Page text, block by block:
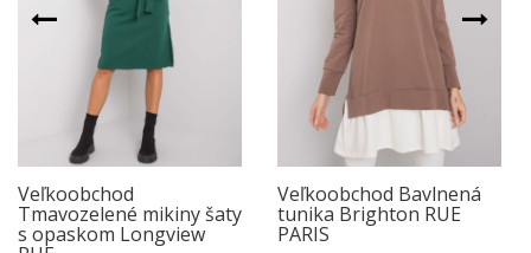
Veľkoobchod
Tmavozelené mikiny šaty
s opaskom Longview
Veľkoobchod Bavlnená
tunika Brighton RUE
PARIS